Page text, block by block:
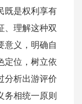
既是权利享有
、理解这种双
意义，明确自
定位，树立依
分析出游评价
务相统一原则